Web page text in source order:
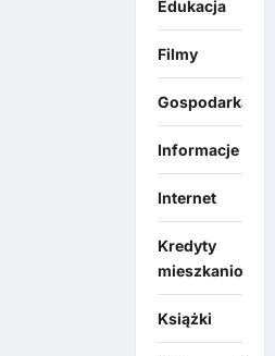
Edukacja
Filmy
Gospodarka
Informacje
Internet
Kredyty
mieszkaniowe
Książki